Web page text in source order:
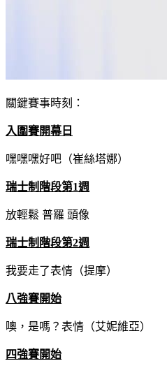
關鍵賽事時刻：
入圍賽開幕日
嘿嘿嘿好吧（崔絲塔娜）
瑞士制階段第1週
放輕鬆 普羅 頭像
瑞士制階段第2週
我要走了表情（提摩）
八強賽開始
噢，是嗎？表情（艾妮維亞）
四強賽開始